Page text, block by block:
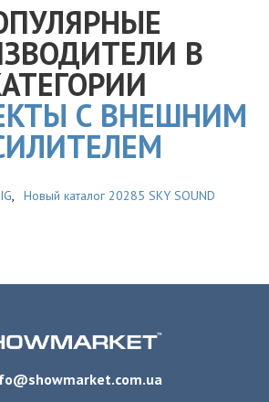
В
С ВНЕШНИМ
, Новый каталог 20285 SKY SOUND